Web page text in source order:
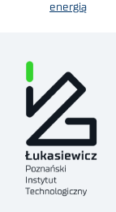
energią